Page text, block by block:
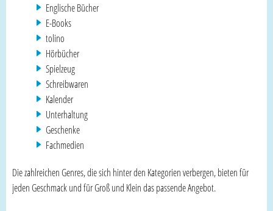
Englische Bücher
E-Books
tolino
Hörbücher
Spielzeug
Schreibwaren
Kalender
Unterhaltung
Geschenke
Fachmedien
Die zahlreichen Genres, die sich hinter den Kategorien verbergen, bieten für
jeden Geschmack und für Groß und Klein das passende Angebot.